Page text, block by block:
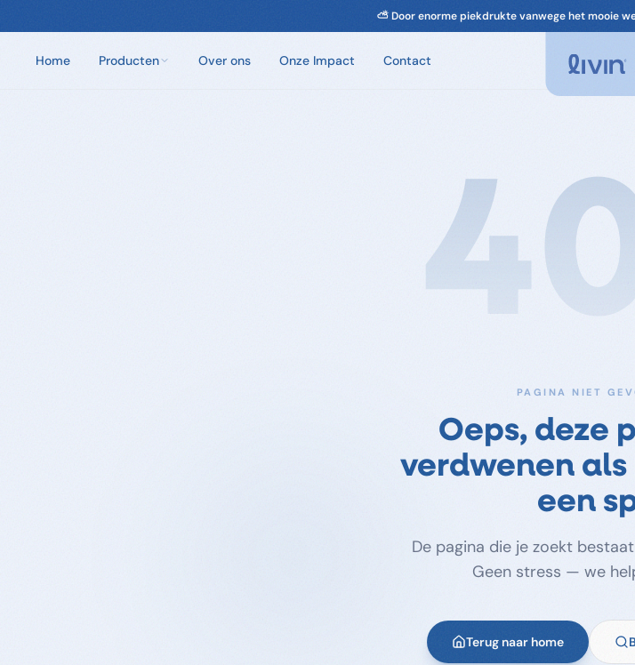
⛅ Door enorme piekdrukte vanwege het mooie
Home Producten
Spa Onderhoud
Filter, leidingen, cover. Alles om je spa in
topconditie te houden.
Accessoires
Filters & onderdelen voor je spa
Over ons Onze Impact Contact
PAGINA NIET
Oeps, deze
verdwenen
een
De pagina die je zoekt
Geen stress — we
Terug naar home